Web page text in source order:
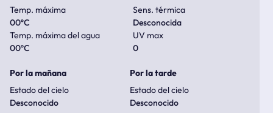
Temp. máxima
00ºC
Sens. térmica
Desconocida
Temp. máxima del agua
00ºC
UV max
0
Por la mañana
Estado del cielo
Desconocido
Por la tarde
Estado del cielo
Desconocido